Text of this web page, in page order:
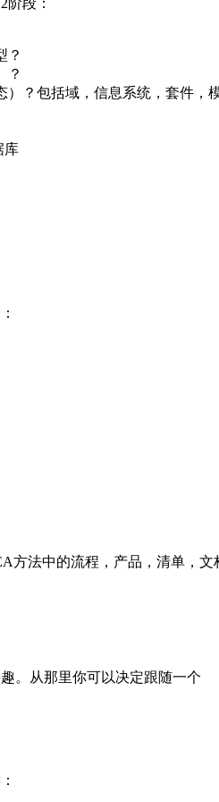
段：
？
？
？包括域，信息系统，套件，
库
方法中的流程，产品，清单，文
。从那里你可以决定跟随一个